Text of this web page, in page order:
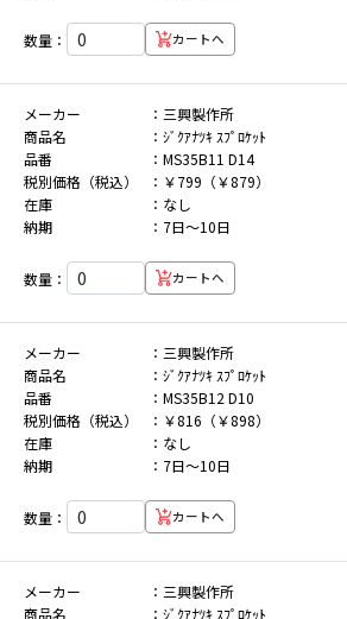
数量： カートへ
メーカー
三興製作所
商品名
ｼﾞｸｱﾅﾂｷ ｽﾌﾟﾛｹｯﾄ
品番
MS35B11 D14
税別価格（税込）
￥799（￥879）
在庫
なし
納期
7日～10日
数量： カートへ
メーカー
三興製作所
商品名
ｼﾞｸｱﾅﾂｷ ｽﾌﾟﾛｹｯﾄ
品番
MS35B12 D10
税別価格（税込）
￥816（￥898）
在庫
なし
納期
7日～10日
数量： カートへ
メーカー
三興製作所
商品名
ｼﾞｸｱﾅﾂｷ ｽﾌﾟﾛｹｯﾄ